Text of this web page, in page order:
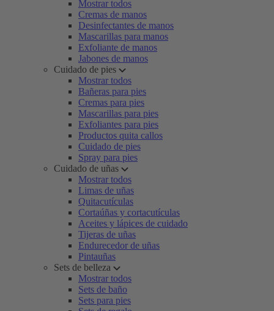
Mostrar todos
Cremas de manos
Desinfectantes de manos
Mascarillas para manos
Exfoliante de manos
Jabones de manos
Cuidado de pies
Mostrar todos
Bañeras para pies
Cremas para pies
Mascarillas para pies
Exfoliantes para pies
Productos quita callos
Cuidado de pies
Spray para pies
Cuidado de uñas
Mostrar todos
Limas de uñas
Quitacutículas
Cortaúñas y cortacutículas
Aceites y lápices de cuidado
Tijeras de uñas
Endurecedor de uñas
Pintauñas
Sets de belleza
Mostrar todos
Sets de baño
Sets para pies